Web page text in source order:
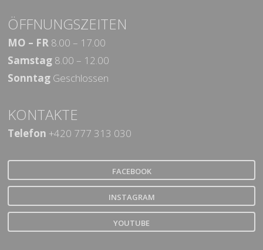
ÖFFNUNGSZEITEN
MO – FR 8.00 – 17.00
Samstag 8.00 – 12.00
Sonntag Geschlossen
KONTAKTE
Telefon +420 777 313 030
FACEBOOK
INSTAGRAM
YOUTUBE